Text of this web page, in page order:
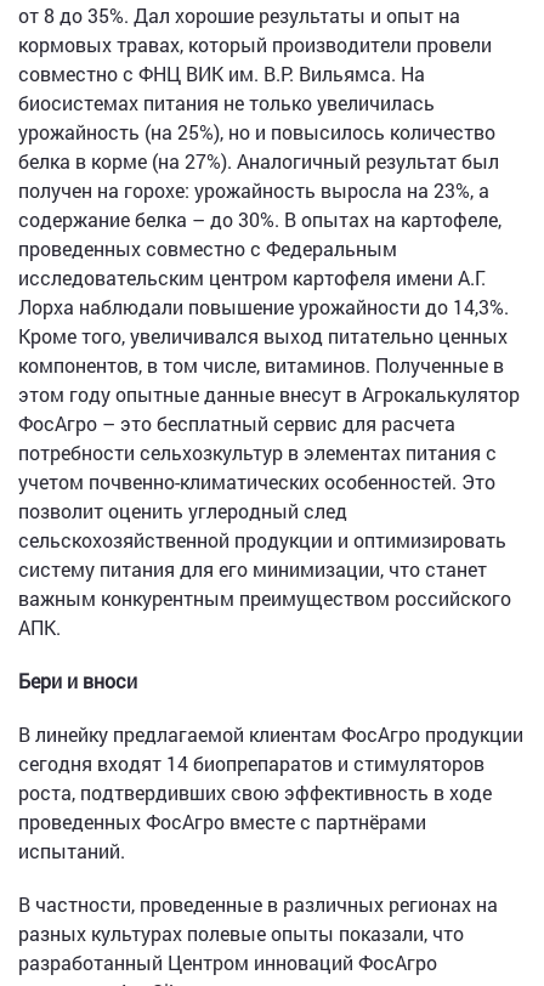
от 8 до 35%. Дал хорошие результаты и опыт на
кормовых травах, который производители провели
совместно с ФНЦ ВИК им. В.Р. Вильямса. На
биосистемах питания не только увеличилась
урожайность (на 25%), но и повысилось количество
белка в корме (на 27%). Аналогичный результат был
получен на горохе: урожайность выросла на 23%, а
содержание белка – до 30%. В опытах на картофеле,
проведенных совместно с Федеральным
исследовательским центром картофеля имени А.Г.
Лорха наблюдали повышение урожайности до 14,3%.
Кроме того, увеличивался выход питательно ценных
компонентов, в том числе, витаминов. Полученные в
этом году опытные данные внесут в Агрокалькулятор
ФосАгро – это бесплатный сервис для расчета
потребности сельхозкультур в элементах питания с
учетом почвенно-климатических особенностей. Это
позволит оценить углеродный след
сельскохозяйственной продукции и оптимизировать
систему питания для его минимизации, что станет
важным конкурентным преимуществом российского
АПК.
Бери и вноси
В линейку предлагаемой клиентам ФосАгро продукции
сегодня входят 14 биопрепаратов и стимуляторов
роста, подтвердивших свою эффективность в ходе
проведенных ФосАгро вместе с партнёрами
испытаний.
В частности, проведенные в различных регионах на
разных культурах полевые опыты показали, что
разработанный Центром инноваций ФосАгро